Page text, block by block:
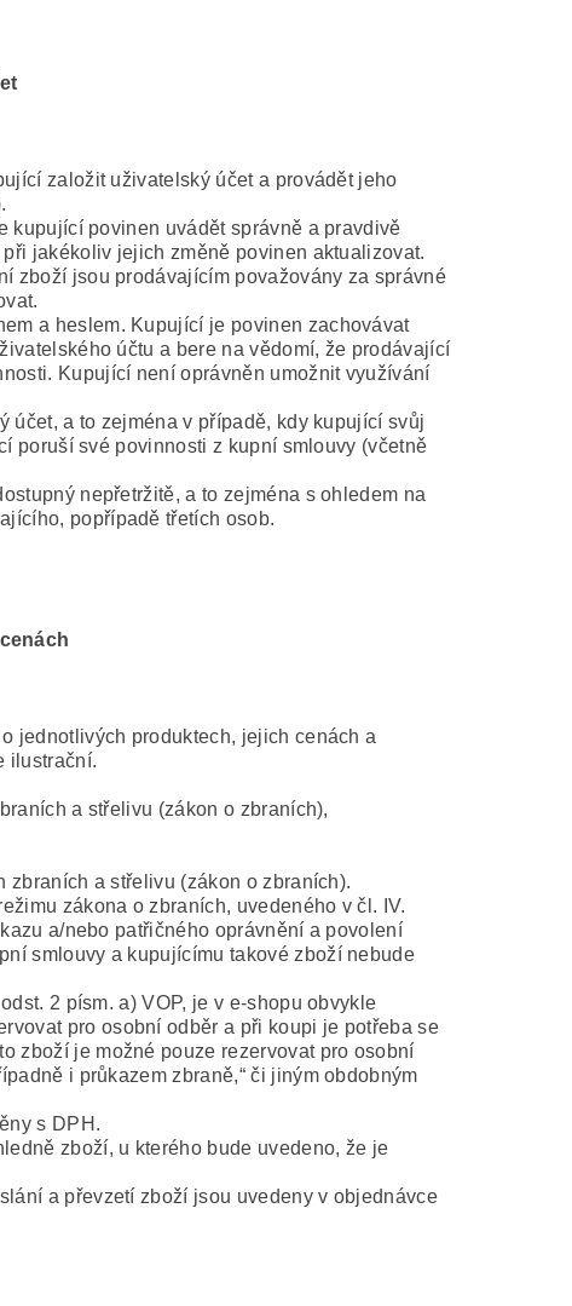
založit uživatelský účet a provádět jeho
kupující povinen uvádět správně a pravdivě
jakékoliv jejich změně povinen aktualizovat.
zboží jsou prodávajícím považovány za správné
a heslem. Kupující je povinen zachovávat
účtu a bere na vědomí, že prodávající
Kupující není oprávněn umožnit využívání
účet, a to zejména v případě, kdy kupující svůj
poruší své povinnosti z kupní smlouvy (včetně
nepřetržitě, a to zejména s ohledem na
popřípadě třetích osob.
jednotlivých produktech, jejich cenách a
ilustrační.
a střelivu (zákon o zbraních),
zbraních a střelivu (zákon o zbraních).
zákona o zbraních, uvedeného v čl. IV.
a/nebo patřičného oprávnění a povolení
smlouvy a kupujícímu takové zboží nebude
2 písm. a) VOP, je v e-shopu obvykle
pro osobní odběr a při koupi je potřeba se
zboží je možné pouze rezervovat pro osobní
i průkazem zbraně,“ či jiným obdobným
s DPH.
zboží, u kterého bude uvedeno, že je
a převzetí zboží jsou uvedeny v objednávce